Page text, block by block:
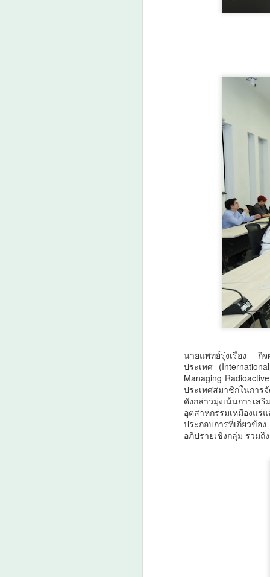
นายแพทย์รุ่งเรือง กิ
ประเทศ
Managing
ประเทศสมาชิกในกา
ดังกล่าวมุ่งเน้นการเ
อุตสาหกรรมเหมืองแ
ประกอบการที่เกี่ยวข้
อภิปรายเชิงกลุ่ม รวม
ว
พ
6
ศ